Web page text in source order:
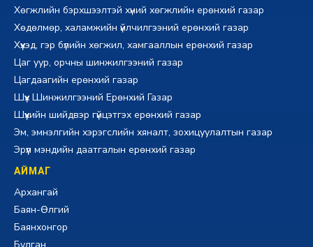
Хөгжлийн бэрхшээлтэй хүний хөгжлийн ерөнхий газар
Хөдөлмөр, халамжийн үйлчилгээний ерөнхий газар
Хүүхэд, гэр бүлийн хөгжил, хамгааллын ерөнхий газар
Цаг уур, орчны шинжилгээний газар
Цагдаагийн ерөнхий газар
Шүүх Шинжилгээний Ерөнхий Газар
Шүүхийн шийдвэр гүйцэтгэх ерөнхий газар
Эм, эмнэлгийн хэрэгслийн хяналт, зохицуулалтын газар
Эрүүл мэндийн даатгалын ерөнхий газар
АЙМАГ
Архангай
Баян-Өлгий
Баянхонгор
Булган